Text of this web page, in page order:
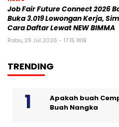
Job Fair Future Connect 2026
Buka 3.019 Lowongan Kerja,
Cara Daftar Lewat NEW BIMMA
Rabu, 29 Jul 2026 - 17:15 WIB
TRENDING
Apakah buah
Buah Nangka